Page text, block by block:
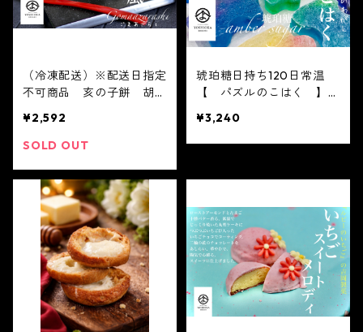
（冷凍配送）※配送日指定
不可商品 亥の子餅 胡麻
ち 8個入り×1箱 】亥の
子餅 マツコ 大福 フル
レビで話題
¥2,592
SOLD OUT
琥珀糖日持ち120日常温
【 パズルのこはく 】1
ありがとう お取り
寄せ テレビで話題 koha
R 咀嚼音
¥3,240